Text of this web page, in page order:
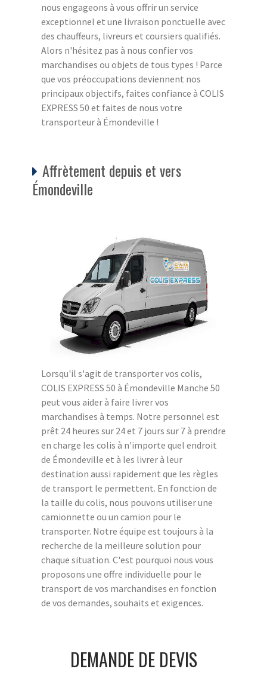
nous engageons à vous offrir un service
exceptionnel et une livraison ponctuelle avec
des chauffeurs, livreurs et coursiers qualifiés.
Alors n'hésitez pas à nous confier vos
marchandises ou objets de tous types ! Parce
que vos préoccupations deviennent nos
principaux objectifs, faites confiance à COLIS
EXPRESS 50 et faites de nous votre
transporteur à Émondeville !
Affrètement depuis et vers
Émondeville
Lorsqu'il s'agit de transporter vos colis,
COLIS EXPRESS 50 à Émondeville Manche 50
peut vous aider à faire livrer vos
marchandises à temps. Notre personnel est
prêt 24 heures sur 24 et 7 jours sur 7 à prendre
en charge les colis à n'importe quel endroit
de Émondeville et à les livrer à leur
destination aussi rapidement que les règles
de transport le permettent. En fonction de
la taille du colis, nous pouvons utiliser une
camionnette ou un camion pour le
transporter. Notre équipe est toujours à la
recherche de la meilleure solution pour
chaque situation. C'est pourquoi nous vous
proposons une offre individuelle pour le
transport de vos marchandises en fonction
de vos demandes, souhaits et exigences.
DEMANDE DE DEVIS